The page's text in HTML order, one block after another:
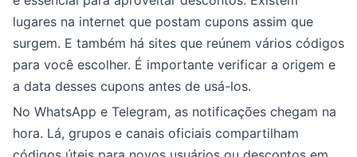
lugares na internet que postam cupons assim que
surgem. E também há sites que reúnem vários códigos
para você escolher. É importante verificar a origem e
a data desses cupons antes de usá-los.
No WhatsApp e Telegram, as notificações chegam na
hora. Lá, grupos e canais oficiais compartilham